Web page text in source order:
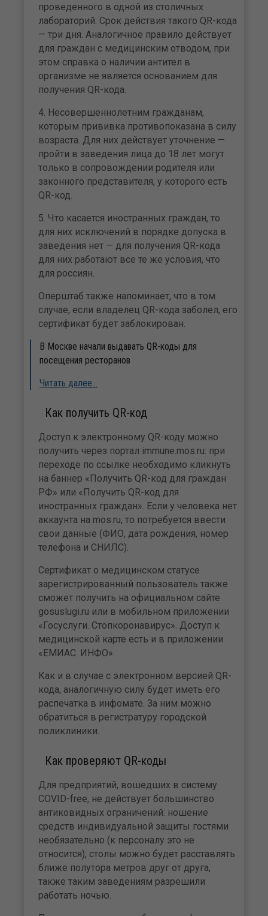
проведенного в одной из столичных
лабораторий. Срок действия такого QR-кода
— три дня. Аналогичное правило действует
для граждан с медицинским отводом, при
этом справка о наличии антител в
организме не является основанием для
получения QR-кода.
4. Несовершеннолетним гражданам,
которым прививка противопоказана в силу
возраста. Для них действует уточнение —
пройти в заведения лица до 18 лет могут
только в сопровождении родителя или
законного представителя, у которого есть
QR-код.
5. Что касается иностранных граждан, то
для них исключений в порядке допуска в
заведения нет — для получения QR-кода
для них работают все те же условия, что
для россиян.
Оперштаб также напоминает, что в том
случае, если владелец QR-кода заболел, его
сертификат будет заблокирован.
В Москве начали выдавать QR-коды для
посещения ресторанов
Читать далее…
Как получить QR-код
Доступ к электронному QR-коду можно
получить через портал immune.mos.ru: при
переходе по ссылке необходимо кликнуть
на баннер «Получить QR-код для граждан
РФ» или «Получить QR-код для
иностранных граждан». Если у человека нет
аккаунта на mos.ru, то потребуется ввести
свои данные (ФИО, дата рождения, номер
телефона и СНИЛС).
Сертификат о медицинском статусе
зарегистрированный пользователь также
сможет получить на официальном сайте
gosuslugi.ru или в мобильном приложении
«Госуслуги. Стопкоронавирус». Доступ к
медицинской карте есть и в приложении
«ЕМИАС. ИНФО».
Как и в случае с электронном версией QR-
кода, аналогичную силу будет иметь его
распечатка в инфомате. За ним можно
обратиться в регистратуру городской
поликлиники.
Как проверяют QR-коды
Для предприятий, вошедших в систему
COVID-free, не действует большинство
антиковидных ограничений: ношение
средств индивидуальной защиты гостями
необязательно (к персоналу это не
относится), столы можно будет расставлять
ближе полутора метров друг от друга,
также таким заведениям разрешили
работать ночью.